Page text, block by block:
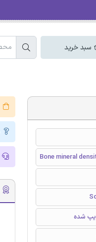
سبد خرید
Bone mineral
شده